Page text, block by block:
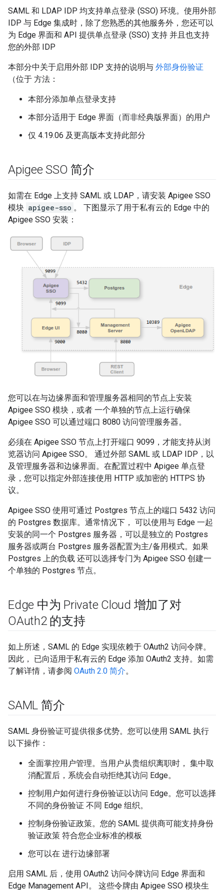
SAML 和 LDAP IDP 均支持单点登录 (SSO) 环境。使用外部
IDP 与 Edge 集成时，除了您熟悉的其他服务外，您还可以
为 Edge 界面和 API 提供单点登录 (SSO) 支持 并且也支持
您的外部 IDP
本部分中关于启用外部 IDP 支持的说明与 外部身份验证
（位于 方法：
本部分添加单点登录支持
本部分适用于 Edge 界面（而非经典版界面）的用户
仅 4.19.06 及更高版本支持此部分
Apigee SSO 简介
如需在 Edge 上支持 SAML 或 LDAP，请安装 Apigee SSO
模块 apigee-sso 。 下图显示了用于私有云的 Edge 中的
Apigee SSO 安装：
您可以在与边缘界面和管理服务器相同的节点上安装
Apigee SSO 模块，或者 一个单独的节点上运行确保
Apigee SSO 可以通过端口 8080 访问管理服务器。
必须在 Apigee SSO 节点上打开端口 9099，才能支持从浏
览器访问 Apigee SSO。 通过外部 SAML 或 LDAP IDP，以
及管理服务器和边缘界面。在配置过程中 Apigee 单点登
录，您可以指定外部连接使用 HTTP 或加密的 HTTPS 协
议。
Apigee SSO 使用可通过 Postgres 节点上的端口 5432 访问
的 Postgres 数据库。通常情况下， 可以使用与 Edge 一起
安装的同一个 Postgres 服务器，可以是独立的 Postgres
服务器或两台 Postgres 服务器配置为主/备用模式。如果
Postgres 上的负载 还可以选择专门为 Apigee SSO 创建一
个单独的 Postgres 节点。
Edge 中为 Private Cloud 增加了对
OAuth2 的支持
如上所述，SAML 的 Edge 实现依赖于 OAuth2 访问令牌。
因此， 已向适用于私有云的 Edge 添加 OAuth2 支持。如需
了解详情，请参阅 OAuth 2.0 简介。
SAML 简介
SAML 身份验证可提供很多优势。您可以使用 SAML 执行
以下操作：
全面掌控用户管理。当用户从贵组织离职时， 集中取
消配置后，系统会自动拒绝其访问 Edge。
控制用户如何进行身份验证以访问 Edge。您可以选择
不同的身份验证 不同 Edge 组织。
控制身份验证政策。您的 SAML 提供商可能支持身份
验证政策 符合您企业标准的模板
您可以在 进行边缘部署
启用 SAML 后，使用 OAuth2 访问令牌访问 Edge 界面和
Edge Management API。 这些令牌由 Apigee SSO 模块生